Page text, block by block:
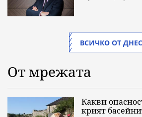
ВСИЧКО ОТ ДНЕС
От мрежата
Какви
крият